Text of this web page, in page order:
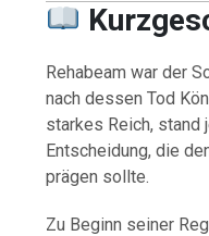
Rehabeam war der
nach dessen Tod
starkes Reich, stand
Entscheidung, die
prägen sollte.
Zu Beginn seiner